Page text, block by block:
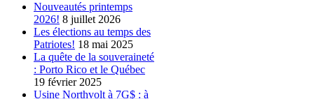
Nouveautés printemps
2026! 8 juillet 2026
Les élections au temps des
Patriotes! 18 mai 2025
La quête de la souveraineté
: Porto Rico et le Québec
19 février 2025
Usine Northvolt à 7G$ : à